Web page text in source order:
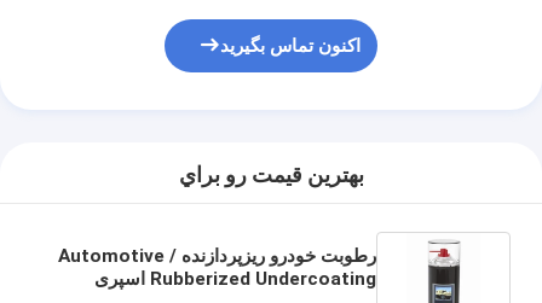
اکنون تماس بگیرید
بهترين قيمت رو براي
رطوبت خودرو ریزپردازنده / Automotive
Rubberized Undercoating اسپری